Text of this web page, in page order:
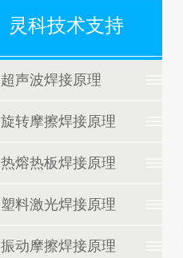
灵科技术支持
超声波焊接原理
旋转摩擦焊接原理
热熔热板焊接原理
塑料激光焊接原理
振动摩擦焊接原理